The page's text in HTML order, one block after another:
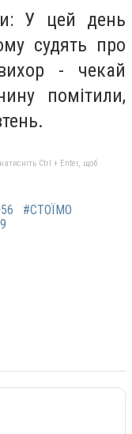
У цей день
судять про
- чекай
помітили,
Ctrl + Enter, щоб
#СТОЇМО